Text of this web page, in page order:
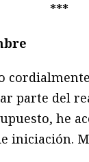
***
parte del
he
iniciación.